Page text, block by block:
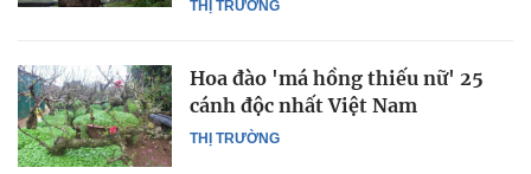
THỊ TRƯỜNG
THỊ TRƯỜNG
Hoa đào 'má hồng thiếu nữ' 25
cánh độc nhất Việt Nam